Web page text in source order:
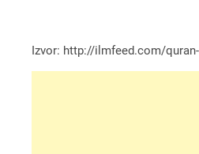
Izvor: http://ilmfeed.com/